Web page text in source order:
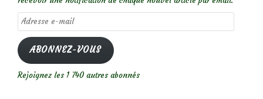
Adresse
e-
mail
ABONNEZ-VOUS
Rejoignez les 1 740 autres abonnés